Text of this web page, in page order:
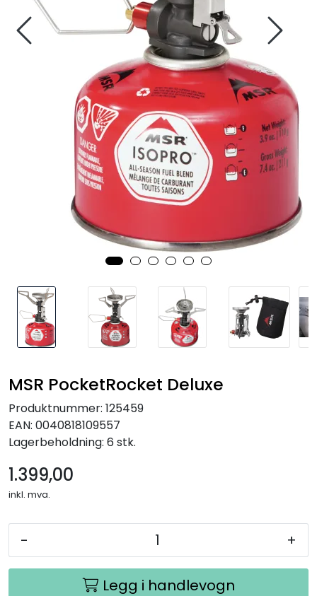
MSR PocketRocket Deluxe
Produktnummer: 125459
EAN: 0040818109557
Lagerbeholdning: 6 stk.
1.399,00
inkl. mva.
- +
Legg i handlevogn
Kampanjer